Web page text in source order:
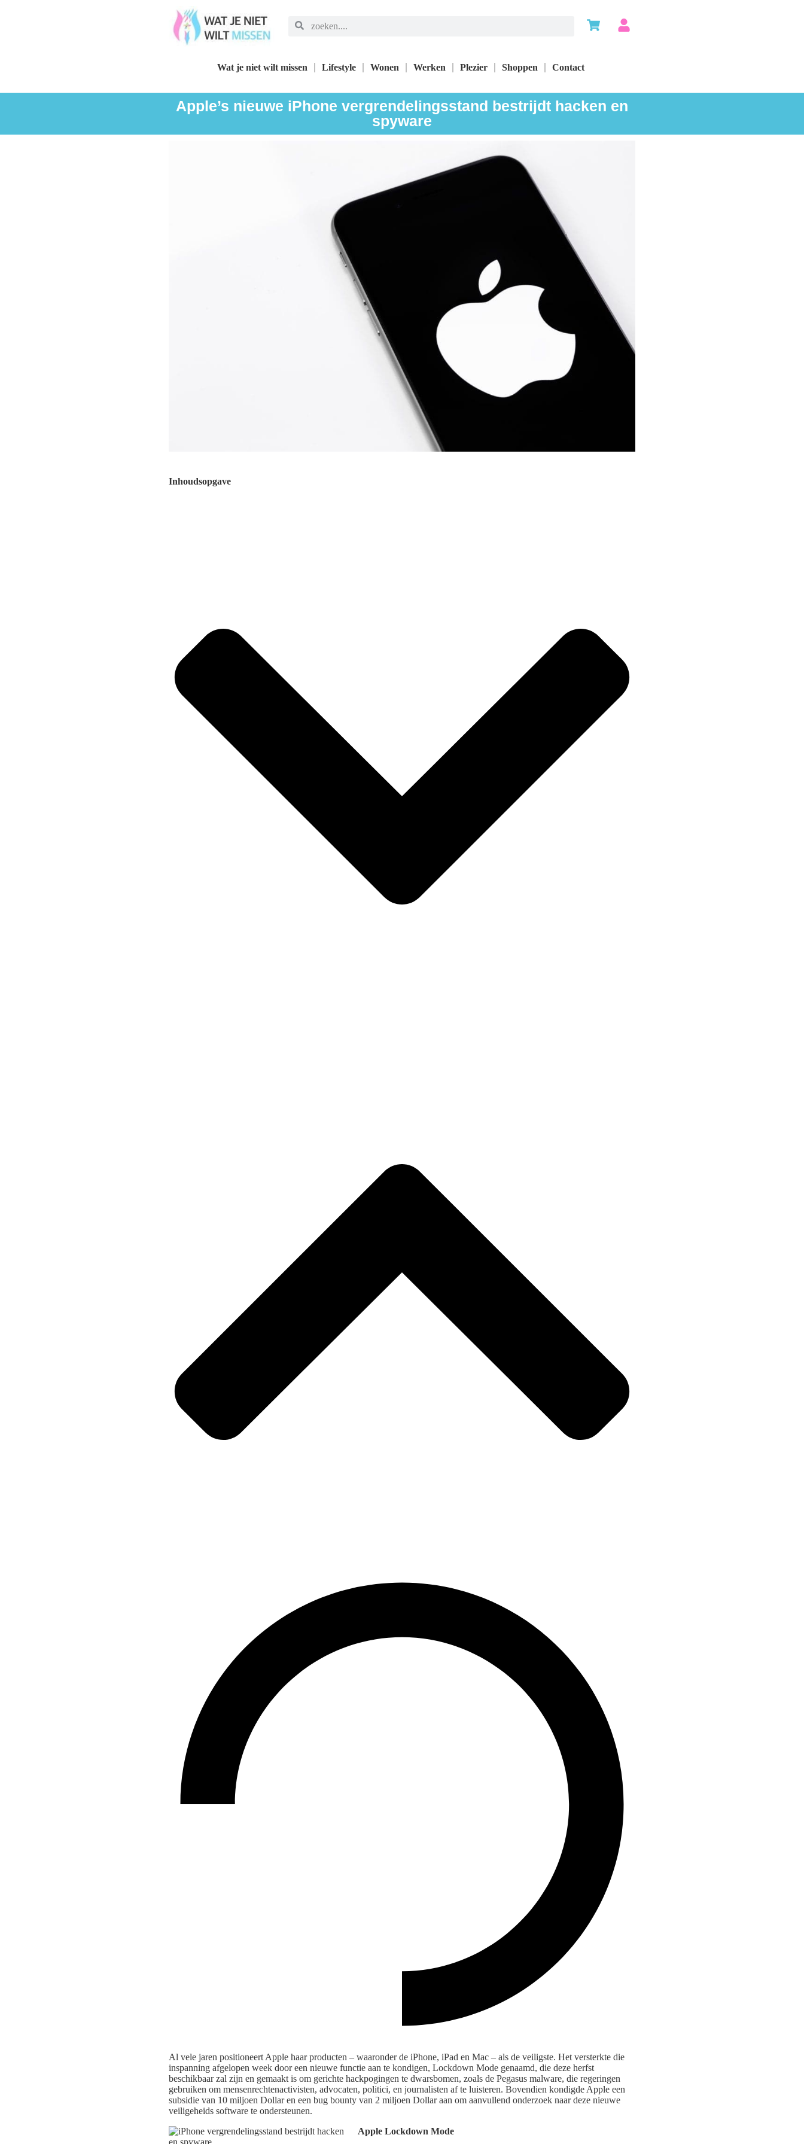
Wat je niet wilt missen Lifestyle Wonen Werken Plezier Shoppen Contact
Apple’s nieuwe iPhone vergrendelingsstand bestrijdt hacken en
spyware
Inhoudsopgave
Al vele jaren positioneert Apple haar producten – waaronder de iPhone, iPad en Mac – als de veiligste. Het versterkte die
inspanning afgelopen week door een nieuwe functie aan te kondigen, Lockdown Mode genaamd, die deze herfst
beschikbaar zal zijn en gemaakt is om gerichte hackpogingen te dwarsbomen, zoals de Pegasus malware, die regeringen
gebruiken om mensenrechtenactivisten, advocaten, politici, en journalisten af te luisteren. Bovendien kondigde Apple een
subsidie van 10 miljoen Dollar en een bug bounty van 2 miljoen Dollar aan om aanvullend onderzoek naar deze nieuwe
veiligeheids software te ondersteunen.
Apple Lockdown Mode